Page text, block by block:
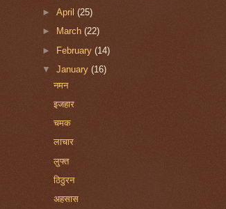
►April(25)
►
March(22)
► February(14)
▼January(16)
नमन
इजहार
चमक
लाचार
लुफ्त
ठिठुरन
अहसास